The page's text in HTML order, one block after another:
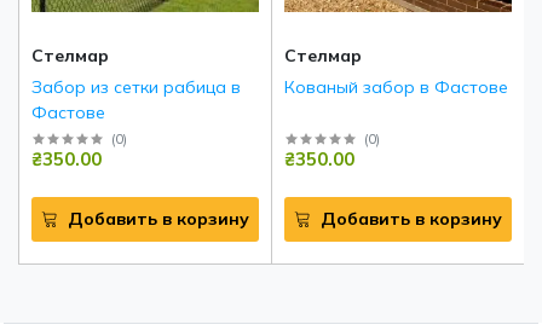
Стелмар
Забор из сетки рабица в
Фастове
(0)
₴350.00
Добавить в корзину
Стелмар
Кованый забор в Фастове
(0)
₴350.00
Добавить в корзину